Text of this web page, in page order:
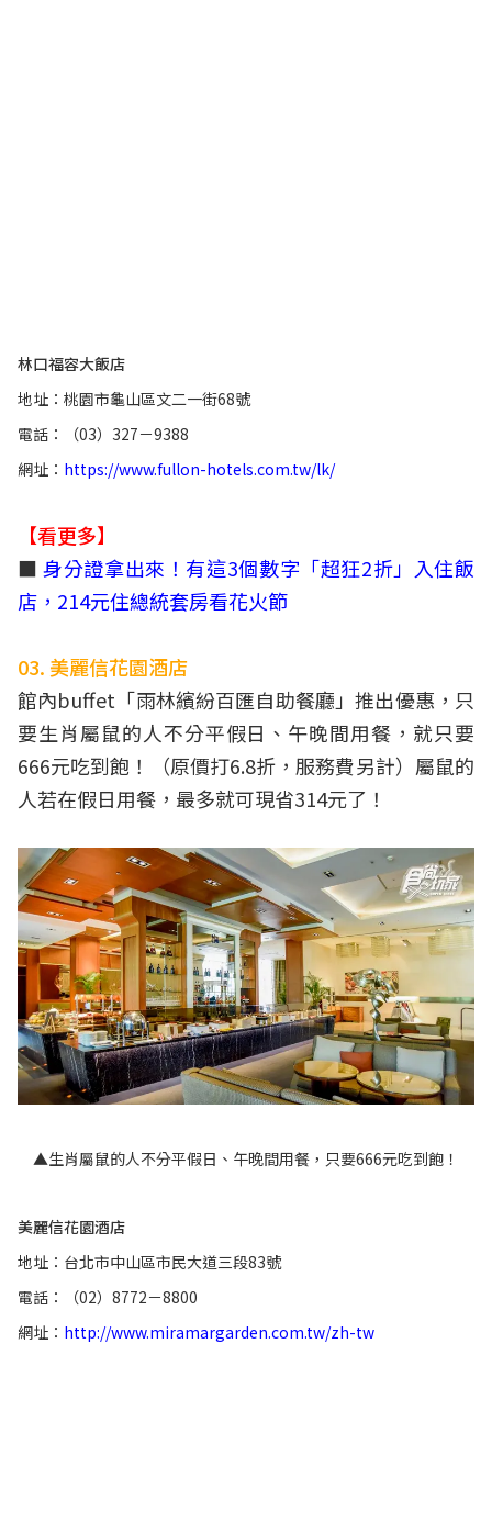
林口福容大飯店
地址：桃園市龜山區文二一街68號
電話：（03）327－9388
網址： https://www.fullon-hotels.com.tw/lk/
【看更多】
■ 身分證拿出來！有這3個數字「超狂2折」入住飯
店，214元住總統套房看花火節
03. 美麗信花園酒店
館內buffet「雨林繽紛百匯自助餐廳」推出優惠，只
要生肖屬鼠的人不分平假日、午晚間用餐，就只要
666元吃到飽！（原價打6.8折，服務費另計）屬鼠的
人若在假日用餐，最多就可現省314元了！
▲生肖屬鼠的人不分平假日、午晚間用餐，只要666元吃到飽！
美麗信花園酒店
地址：台北市中山區市民大道三段83號
電話：（02）8772－8800
網址： http://www.miramargarden.com.tw/zh-tw